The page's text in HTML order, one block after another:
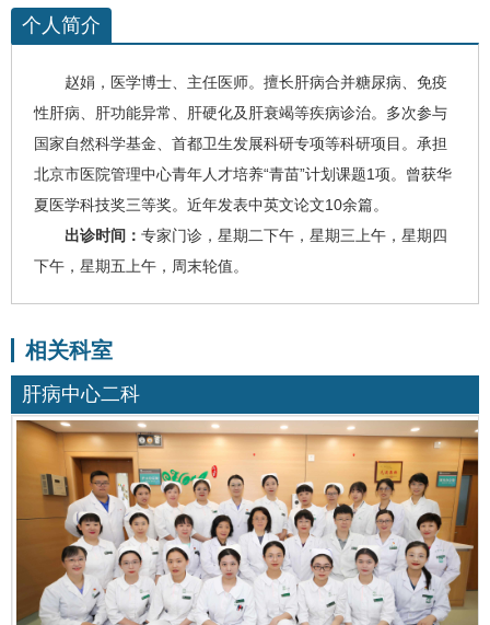
个人简介
赵娟 ，医学博士、主任医师。擅长肝病合并糖尿病、免疫
性肝病、肝功能异常、
肝硬化及 肝衰竭等疾病诊治。多次参与
国家自然科学基金、首都卫生发展科研专项等科研项目。承担
北京市医院管理中心青年人才培养“青苗”计划课题1项。曾获华
夏医学科技奖三等奖。近年发表中英文论文10余篇。
出诊时间： 专家门诊，星期二下午，星期三上午，星期四
下午，星期五上午，周末轮值。
相关科室
肝病中心二科